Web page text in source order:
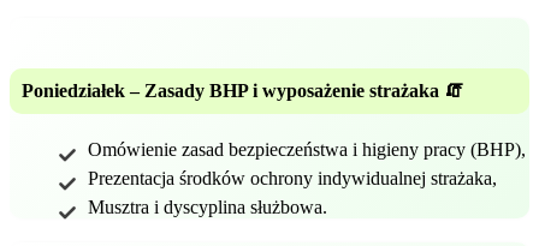
Poniedziałek – Zasady BHP i wyposażenie strażaka 🧯
Omówienie zasad bezpieczeństwa i higieny pracy (BHP),
Prezentacja środków ochrony indywidualnej strażaka,
Musztra i dyscyplina służbowa.